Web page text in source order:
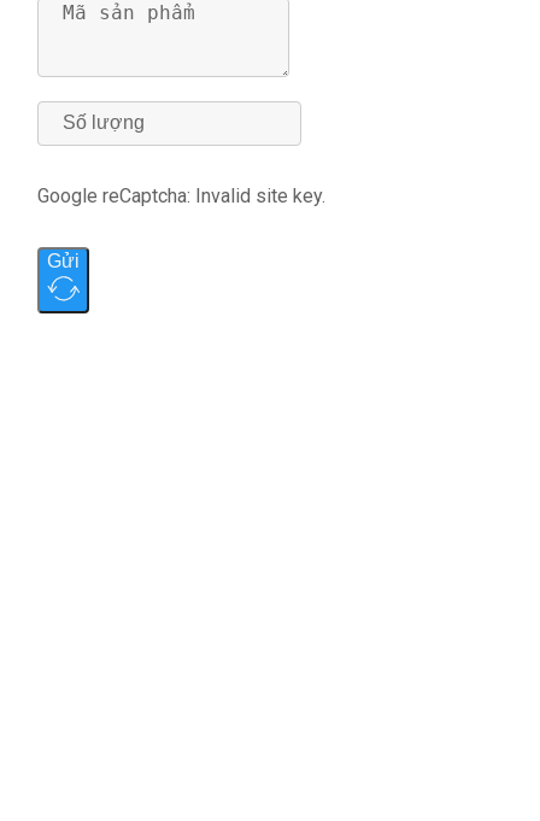
Google reCaptcha: Invalid site key.
Gửi